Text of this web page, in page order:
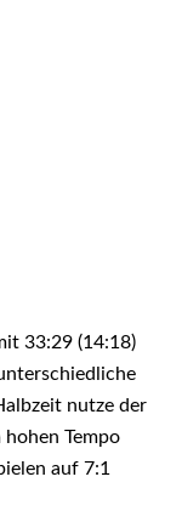
33:29 (14:18)
nutze der
Tempo
auf 7:1